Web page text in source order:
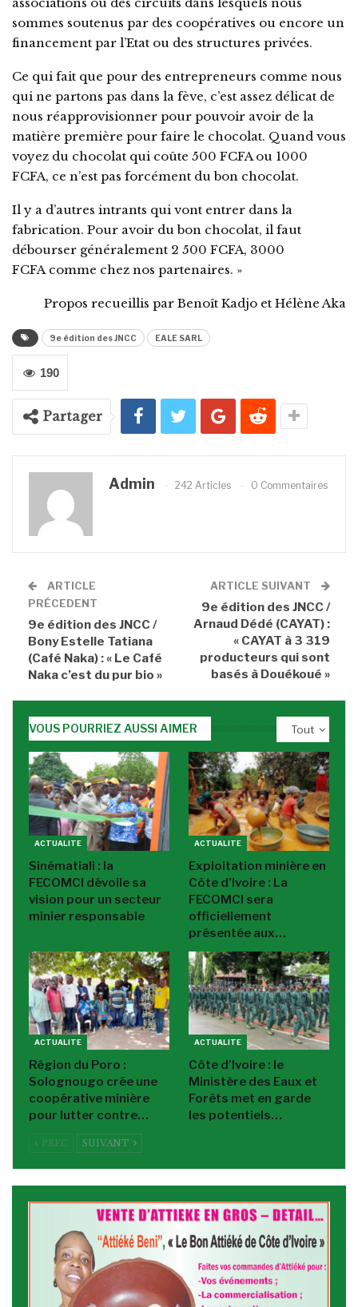
associations ou des circuits dans lesquels nous
sommes soutenus par des coopératives ou encore un
financement par l’Etat ou des structures privées.
Ce qui fait que pour des entrepreneurs comme nous
qui ne partons pas dans la fève, c’est assez délicat de
nous réapprovisionner pour pouvoir avoir de la
matière première pour faire le chocolat. Quand vous
voyez du chocolat qui coûte 500 FCFA ou 1000
FCFA, ce n’est pas forcément du bon chocolat.
Il y a d’autres intrants qui vont entrer dans la
fabrication. Pour avoir du bon chocolat, il faut
débourser généralement 2 500 FCFA, 3000
FCFA comme chez nos partenaires. »
Propos recueillis par Benoît Kadjo et Hélène Aka
9e édition des JNCC EALE SARL
190
Partager
Admin 242 Articles 0 Commentaires
ARTICLE
PRÉCEDENT
9e édition des JNCC /
Bony Estelle Tatiana
(Café Naka) : « Le Café
Naka c’est du pur bio »
ARTICLE SUIVANT
9e édition des JNCC /
Arnaud Dédé (CAYAT) :
« CAYAT à 3 319
producteurs qui sont
basés à Douékoué »
Tout
VOUS POURRIEZ AUSSI AIMER
ACTUALITE
Sinématiali : la
FECOMCI dévoile sa
vision pour un secteur
minier responsable
ACTUALITE
Exploitation minière en
Côte d’Ivoire : La
FECOMCI sera
officiellement
présentée aux…
ACTUALITE
Région du Poro :
Solognougo crée une
coopérative minière
pour lutter contre…
ACTUALITE
Côte d’Ivoire : le
Ministère des Eaux et
Forêts met en garde
les potentiels…
PREC SUIVANT